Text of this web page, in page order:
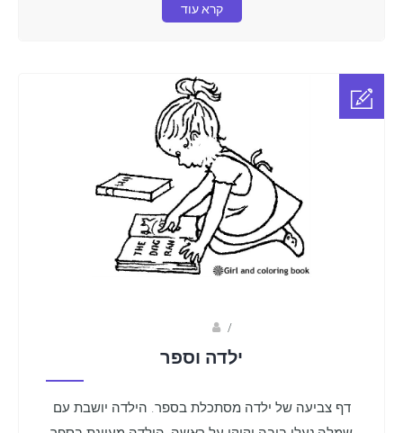
קרא עוד
/
ילדה וספר
דף צביעה של ילדה מסתכלת בספר. הילדה יושבת עם